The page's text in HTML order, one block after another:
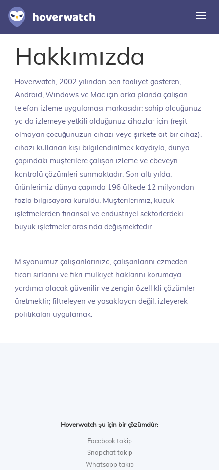
Hakkımızda
Hoverwatch , 2002 yılından beri faaliyet gösteren,
Android, Windows ve Mac için arka planda çalışan
telefon izleme uygulaması markasıdır; sahip olduğunuz
ya da izlemeye yetkili olduğunuz cihazlar için (reşit
olmayan çocuğunuzun cihazı veya şirkete ait bir cihaz),
cihazı kullanan kişi bilgilendirilmek kaydıyla, dünya
çapındaki müşterilere çalışan izleme ve ebeveyn
kontrolü çözümleri sunmaktadır. Son altı yılda,
ürünlerimiz dünya çapında 196 ülkede 12 milyondan
fazla bilgisayara kuruldu. Müşterilerimiz, küçük
işletmelerden finansal ve endüstriyel sektörlerdeki
büyük işletmeler arasında değişmektedir.
Misyonumuz çalışanlarınıza, çalışanlarını ezmeden
ticari sırlarını ve fikri mülkiyet haklarını korumaya
yardımcı olacak güvenilir ve zengin özellikli çözümler
üretmektir; filtreleyen ve yasaklayan değil, izleyerek
politikaları uygulamak.
Hoverwatch şu için bir çözümdür:
Facebook takip
Snapchat takip
Whatsapp takip